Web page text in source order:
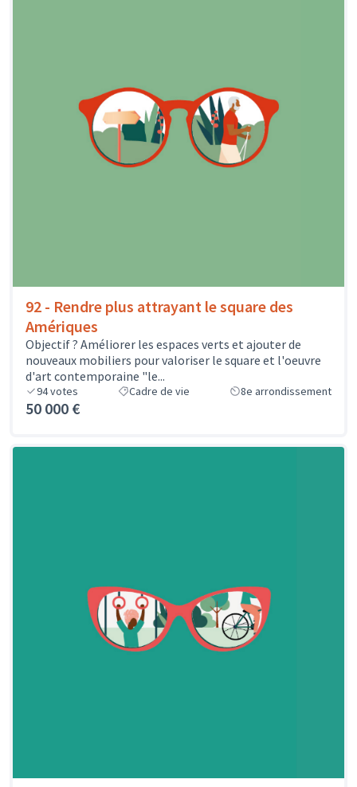
92 - Rendre plus attrayant le square des
Amériques
Objectif ? Améliorer les espaces verts et ajouter de
nouveaux mobiliers pour valoriser le square et l'oeuvre
d'art contemporaine "le...
94votes Cadre de vie 8e arrondissement
50 000 €